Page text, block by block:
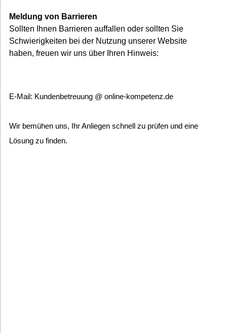
Meldung von Barrieren
Sollten Ihnen Barrieren auffallen oder sollten Sie
Schwierigkeiten bei der Nutzung unserer Website
haben, freuen wir uns über Ihren Hinweis:
E-Mail: Kundenbetreuung @ online-kompetenz.de
Wir bemühen uns, Ihr Anliegen schnell zu prüfen und eine
Lösung zu finden.